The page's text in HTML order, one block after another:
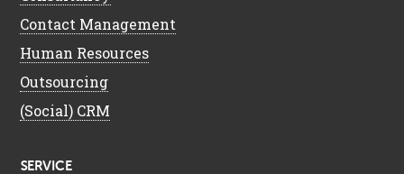
Contact Management
Human Resources
Outsourcing
(Social) CRM
SERVICE